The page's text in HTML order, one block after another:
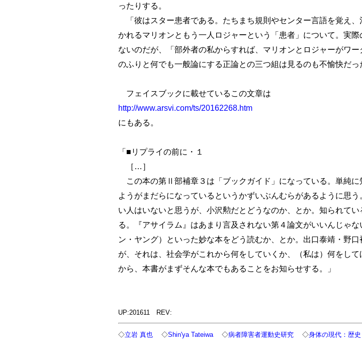
ったりする。
「彼はスター患者である。たちまち規則やセンター言語を覚え
かれるマリオンともう一人ロジャーという「患者」について。実
ないのだが、「部外者の私からすれば、マリオンとロジャーがワ
のふりと何でも一般論にする正論との三つ組は見るのも不愉快だ
フェイスブックに載せているこの文章は
http://www.arsvi.com/ts/20162268.htm
にもある。
「■リプライの前に・１
［…］
この本の第Ⅱ部補章３は「ブックガイド」になっている。単純
ようがまだらになっているというかずいぶんむらがあるように思
い人はいないと思うが、小沢勲だとどうなのか、とか。知られて
る。『アサイラム』はあまり言及されない第４論文がいいんじゃ
ン・ヤング）といった妙な本をどう読むか、とか。出口泰靖・野
が、それは、社会学がこれから何をしていくか、（私は）何をし
から、本書がまずそんな本でもあることをお知らせする。」
UP:201611 REV:
◇立岩 真也◇Shin'ya Tateiwa◇病者障害者運動史研究◇身体の現代：歴史